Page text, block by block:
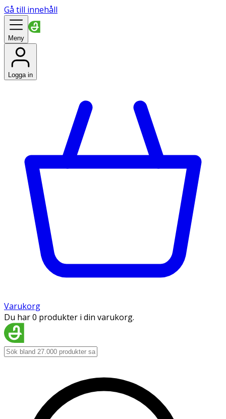
Gå till innehåll
Meny
Logga in
Varukorg
Du har 0 produkter i din varukorg.